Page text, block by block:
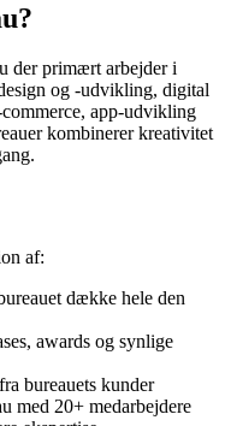
der primært arbejder i
og -udvikling, digital
app-udvikling
kombinerer kreativitet
af:
dække hele den
awards og synlige
bureauets kunder
med 20+ medarbejdere